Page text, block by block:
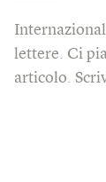
lettere. Ci
articolo.